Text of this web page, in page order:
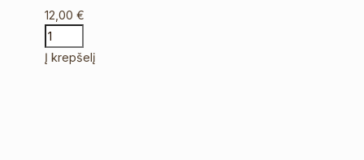
12,00€
Į krepšelį